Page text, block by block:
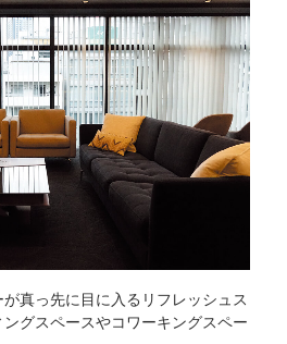
真っ先に目に入るリフレッシュス
グスペースやコワーキングスペー